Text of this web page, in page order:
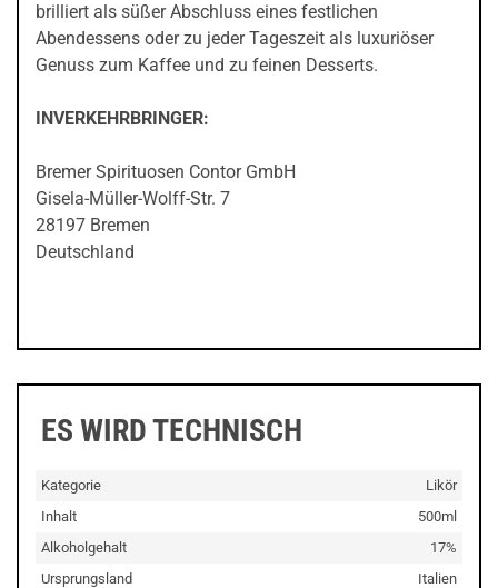
brilliert als süßer Abschluss eines festlichen
Abendessens oder zu jeder Tageszeit als luxuriöser
Genuss zum Kaffee und zu feinen Desserts.
INVERKEHRBRINGER:
Bremer Spirituosen Contor GmbH
Gisela-Müller-Wolff-Str. 7
28197 Bremen
Deutschland
ES WIRD TECHNISCH
Kategorie
Likör
Inhalt
500ml
Alkoholgehalt
17%
Ursprungsland
Italien